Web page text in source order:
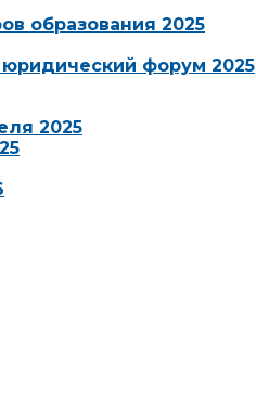
образования 2025
форум 2025
2025